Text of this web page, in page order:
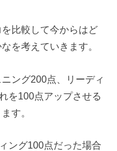
比較して今からはど
を考えていきます。
ング200点、リーディ
を100点アップさせる
す。
ング100点だった場合